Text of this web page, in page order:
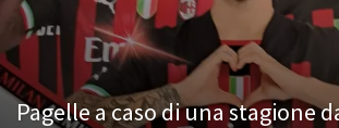
Pagelle a caso di una stagione